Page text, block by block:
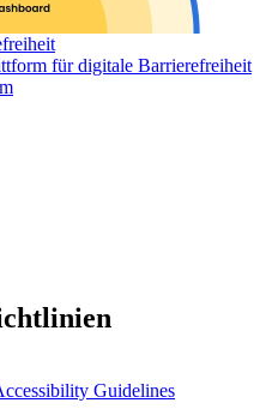
für digitale Barrierefreiheit
Guidelines